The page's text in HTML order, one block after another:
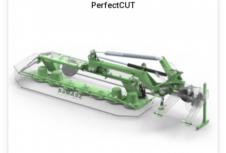
PerfectCUT